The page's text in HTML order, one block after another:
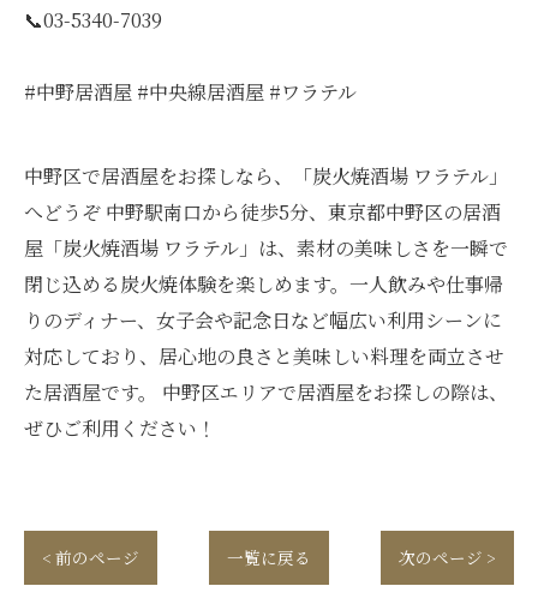
📞03-5340-7039
#中野居酒屋 #中央線居酒屋 #ワラテル
中野区で居酒屋をお探しなら、「炭火焼酒場 ワラテル」
へどうぞ 中野駅南口から徒歩5分、東京都中野区の居酒
屋「炭火焼酒場 ワラテル」は、素材の美味しさを一瞬で
閉じ込める炭火焼体験を楽しめます。一人飲みや仕事帰
りのディナー、女子会や記念日など幅広い利用シーンに
対応しており、居心地の良さと美味しい料理を両立させ
た居酒屋です。 中野区エリアで居酒屋をお探しの際は、
ぜひご利用ください！
< 前のページ 一覧に戻る 次のページ >